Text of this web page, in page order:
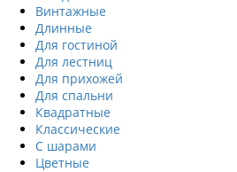
Винтажные
Длинные
Для гостиной
Для лестниц
Для прихожей
Для спальни
Квадратные
Классические
С шарами
Цветные